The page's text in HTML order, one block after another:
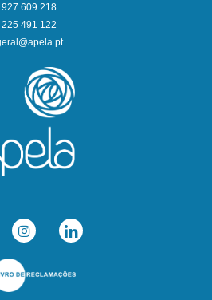
927 609 218
225 491 122